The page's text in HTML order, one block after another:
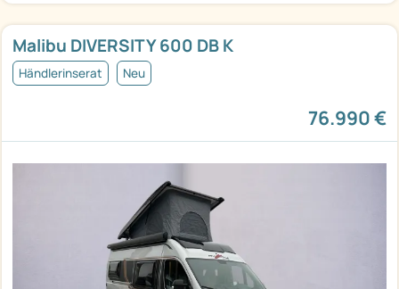
Malibu DIVERSITY 600 DB K
Händlerinserat Neu
76.990 €